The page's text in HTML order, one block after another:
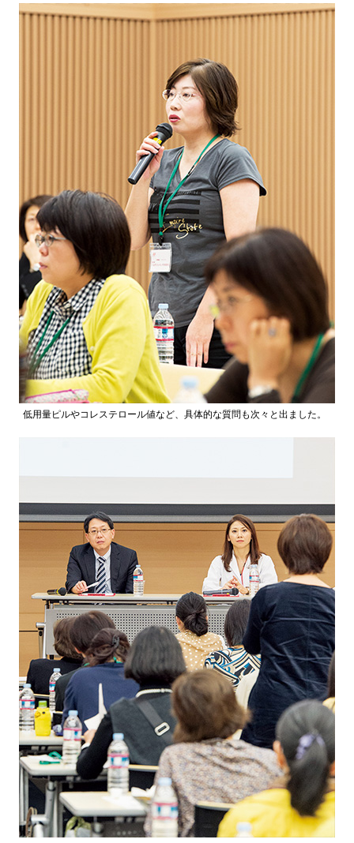
低用量ピルやコレステロール値など、具体的な質問も次々と出ました。